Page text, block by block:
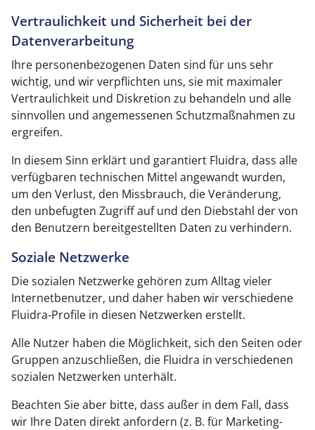
Vertraulichkeit und Sicherheit bei der
Datenverarbeitung
Ihre personenbezogenen Daten sind für uns sehr
wichtig, und wir verpflichten uns, sie mit maximaler
Vertraulichkeit und Diskretion zu behandeln und alle
sinnvollen und angemessenen Schutzmaßnahmen zu
ergreifen.
In diesem Sinn erklärt und garantiert Fluidra, dass alle
verfügbaren technischen Mittel angewandt wurden,
um den Verlust, den Missbrauch, die Veränderung,
den unbefugten Zugriff auf und den Diebstahl der von
den Benutzern bereitgestellten Daten zu verhindern.
Soziale Netzwerke
Die sozialen Netzwerke gehören zum Alltag vieler
Internetbenutzer, und daher haben wir verschiedene
Fluidra-Profile in diesen Netzwerken erstellt.
Alle Nutzer haben die Möglichkeit, sich den Seiten oder
Gruppen anzuschließen, die Fluidra in verschiedenen
sozialen Netzwerken unterhält.
Beachten Sie aber bitte, dass außer in dem Fall, dass
wir Ihre Daten direkt anfordern (z. B. für Marketing-